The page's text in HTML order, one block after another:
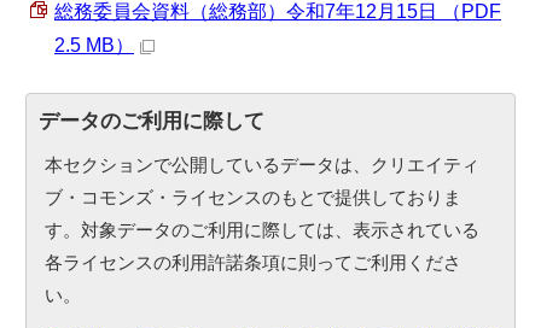
総務委員会資料（総務部）令和7年12月15日 （PDF
2.5 MB）
データのご利用に際して
本セクションで公開しているデータは、クリエイティ
ブ・コモンズ・ライセンスのもとで提供しておりま
す。対象データのご利用に際しては、表示されている
各ライセンスの利用許諾条項に則ってご利用くださ
い。